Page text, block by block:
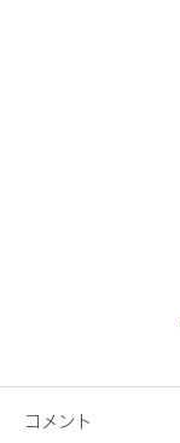
コメント